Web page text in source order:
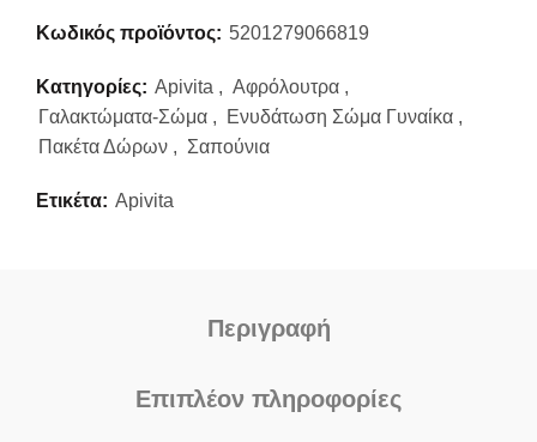
Κωδικός προϊόντος: 5201279066819
Κατηγορίες: Apivita , Αφρόλουτρα ,
Γαλακτώματα-Σώμα , Ενυδάτωση Σώμα Γυναίκα ,
Πακέτα Δώρων , Σαπούνια
Ετικέτα: Apivita
Περιγραφή
Επιπλέον πληροφορίες